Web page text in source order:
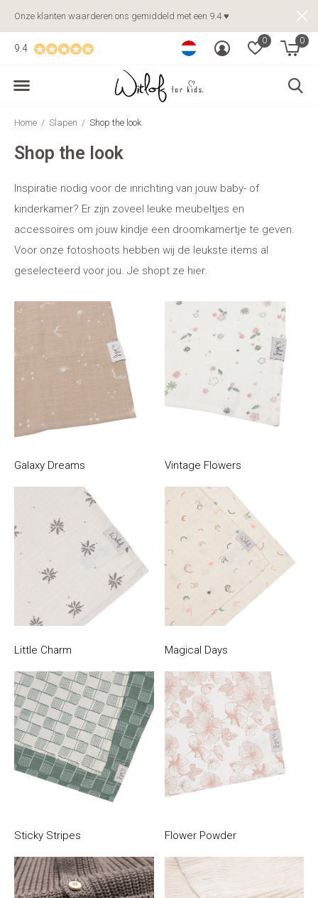
0 0
9.4
Onze klanten waarderen ons gemiddeld met een 9.4 ♥
Home Slapen Shop the look
Shop the look
Inspiratie nodig voor de inrichting van jouw baby- of
kinderkamer? Er zijn zoveel leuke meubeltjes en
accessoires om jouw kindje een droomkamertje te geven.
Voor onze fotoshoots hebben wij de leukste items al
geselecteerd voor jou. Je shopt ze hier.
Galaxy Dreams Vintage Flowers
Little Charm Magical Days
Sticky Stripes Flower Powder